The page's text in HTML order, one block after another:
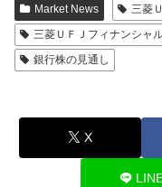
Market News
三菱
三菱ＵＦＪフィナンシャ
銀行株の見通し
X